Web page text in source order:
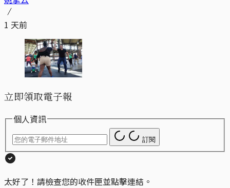
1 天前
立即領取電子報
個人資訊
訂閱
太好了！請檢查您的收件匣並點擊連結。